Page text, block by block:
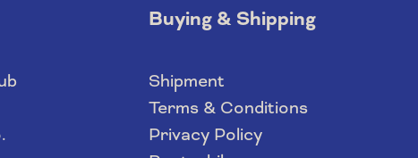
Buying & Shipping
Shipment
Terms & Conditions
Privacy Policy